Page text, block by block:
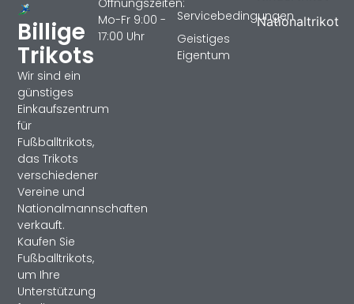
Billige
Trikots
Wir sind ein
günstiges
Einkaufszentrum
für
Fußballtrikots,
das Trikots
verschiedener
Vereine und
Nationalmannschaften
verkauft.
Kaufen Sie
Fußballtrikots,
um Ihre
Unterstützung
Nationaltrikot
Servicebedingungen
Geistiges
Eigentum
Mo-Fr 9:00 -
17:00 Uhr